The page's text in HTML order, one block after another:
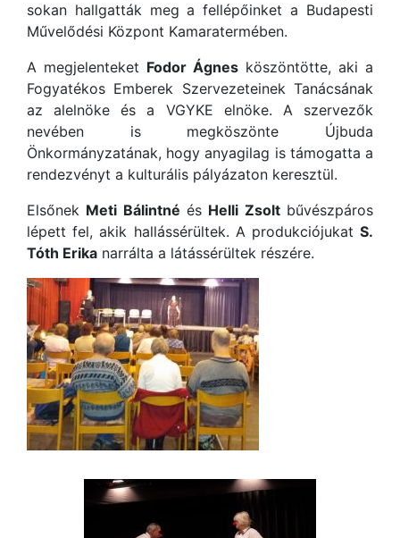
sokan hallgatták meg a fellépőinket a Budapesti
Művelődési Központ Kamaratermében.
A megjelenteket Fodor Ágnes köszöntötte, aki a
Fogyatékos Emberek Szervezeteinek Tanácsának
az alelnöke és a VGYKE elnöke. A szervezők
nevében is megköszönte Újbuda
Önkormányzatának, hogy anyagilag is támogatta a
rendezvényt a kulturális pályázaton keresztül.
Elsőnek Meti Bálintné és Helli Zsoltbűvészpáros
lépett fel, akik hallássérültek. A produkciójukat S.
Tóth Erika narrálta a látássérültek részére.